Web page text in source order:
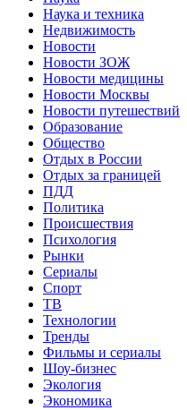
Наука и техника
Недвижимость
Новости
Новости ЗОЖ
Новости медицины
Новости Москвы
Новости путешествий
Образование
Общество
Отдых в России
Отдых за границей
ПДД
Политика
Происшествия
Психология
Рынки
Сериалы
Спорт
ТВ
Технологии
Тренды
Фильмы и сериалы
Шоу-бизнес
Экология
Экономика